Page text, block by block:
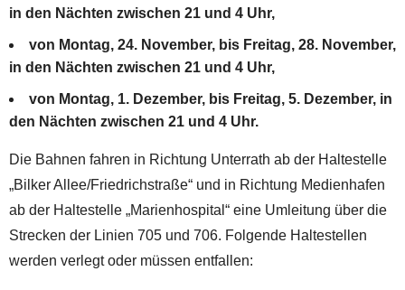
in den Nächten zwischen 21 und 4 Uhr,
von Montag, 24. November, bis Freitag, 28. November,
in den Nächten zwischen 21 und 4 Uhr,
von Montag, 1. Dezember, bis Freitag, 5. Dezember, in
den Nächten zwischen 21 und 4 Uhr.
Die Bahnen fahren in Richtung Unterrath ab der Haltestelle
„Bilker Allee/Friedrichstraße“ und in Richtung Medienhafen
ab der Haltestelle „Marienhospital“ eine Umleitung über die
Strecken der Linien 705 und 706. Folgende Haltestellen
werden verlegt oder müssen entfallen: